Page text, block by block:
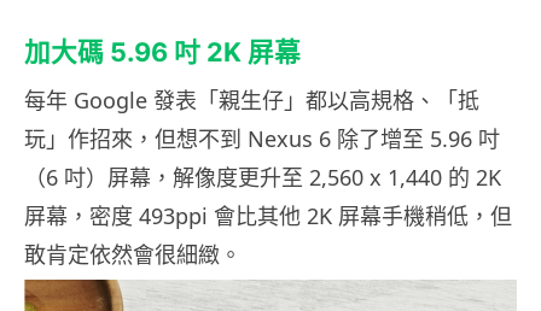
加大碼 5.96 吋 2K 屏幕
每年 Google 發表「親生仔」都以高規格、「抵
玩」作招來，但想不到 Nexus 6 除了增至 5.96 吋
（6 吋）屏幕，解像度更升至 2,560 x 1,440 的 2K
屏幕，密度 493ppi 會比其他 2K 屏幕手機稍低，但
敢肯定依然會很細緻。